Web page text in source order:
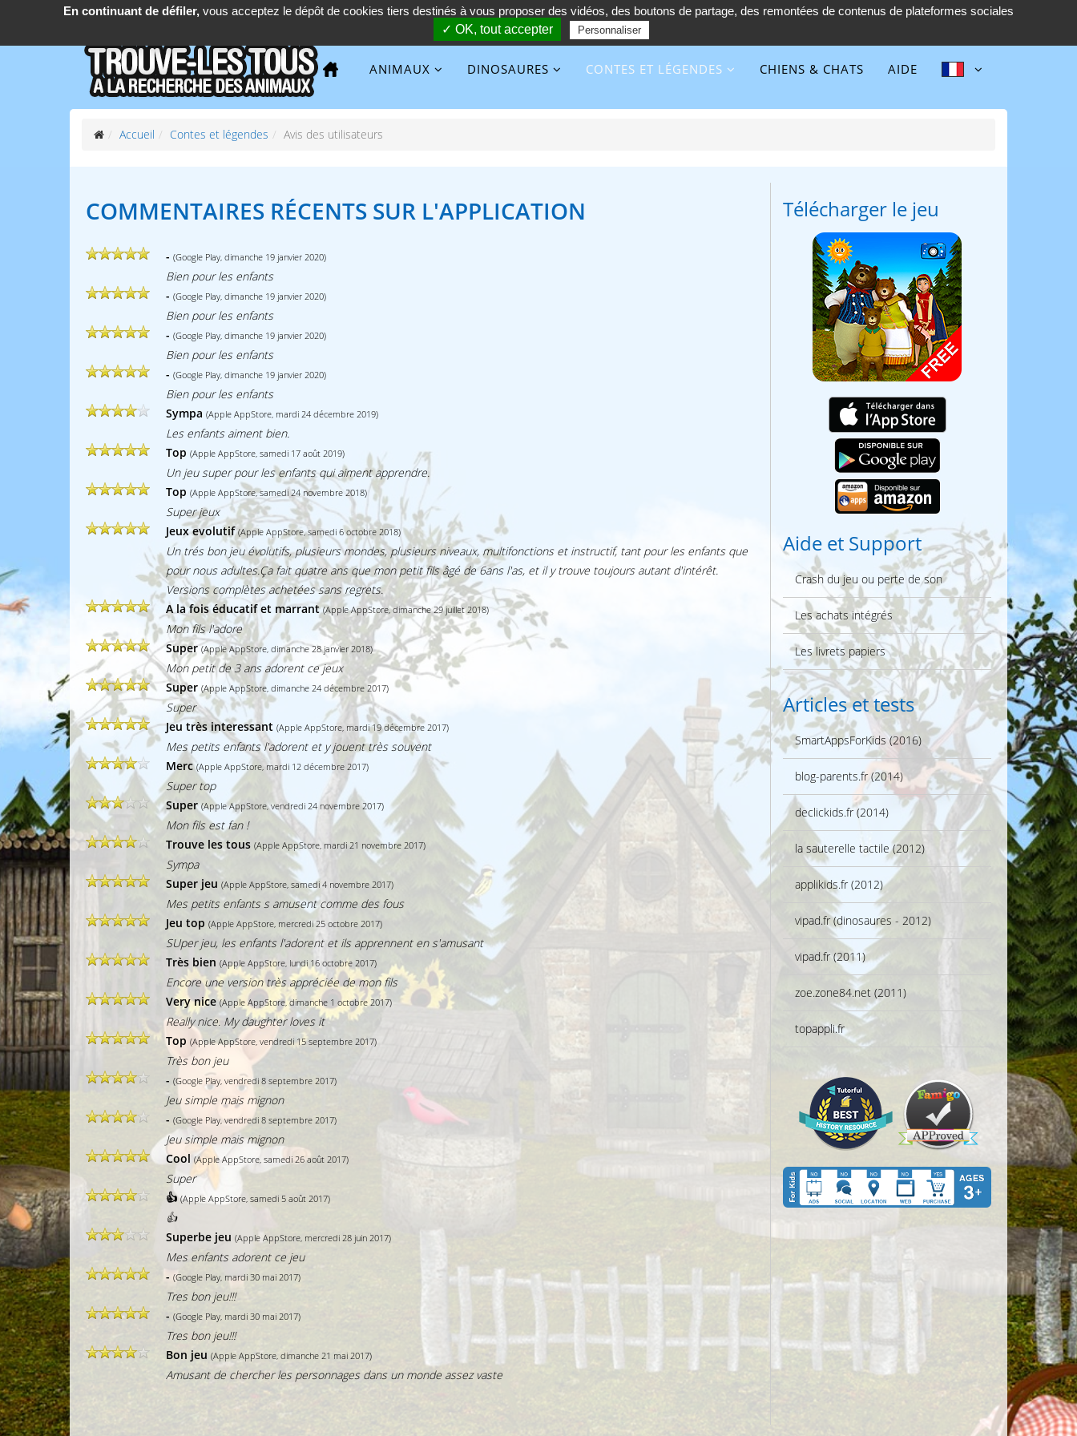
support@find-them-all.com Follow :
ANIMAUX DINOSAURES CONTES ET LÉGENDES CHIENS & CHATS AIDE
Accueil Contes et légendes Avis des utilisateurs
COMMENTAIRES RÉCENTS SUR L'APPLICATION
- (Google Play, dimanche 19 janvier 2020)
Bien pour les enfants
- (Google Play, dimanche 19 janvier 2020)
Bien pour les enfants
- (Google Play, dimanche 19 janvier 2020)
Bien pour les enfants
- (Google Play, dimanche 19 janvier 2020)
Bien pour les enfants
Sympa (Apple AppStore, mardi 24 décembre 2019)
Les enfants aiment bien.
Top (Apple AppStore, samedi 17 août 2019)
Un jeu super pour les enfants qui aiment apprendre.
Top (Apple AppStore, samedi 24 novembre 2018)
Super jeux
Jeux evolutif (Apple AppStore, samedi 6 octobre 2018)
Un trés bon jeu évolutifs, plusieurs mondes, plusieurs niveaux, multifonctions et instructif, tant pour les enfants que
pour nous adultes.Ça fait quatre ans que mon petit fils âgé de 6ans l'as, et il y trouve toujours autant d'intérêt.
Versions complètes achetées sans regrets.
A la fois éducatif et marrant (Apple AppStore, dimanche 29 juillet 2018)
Mon fils l'adore
Super (Apple AppStore, dimanche 28 janvier 2018)
Mon petit de 3 ans adorent ce jeux
Super (Apple AppStore, dimanche 24 décembre 2017)
Super
Jeu très interessant (Apple AppStore, mardi 19 décembre 2017)
Mes petits enfants l'adorent et y jouent très souvent
Merc (Apple AppStore, mardi 12 décembre 2017)
Super top
Super (Apple AppStore, vendredi 24 novembre 2017)
Mon fils est fan !
Trouve les tous (Apple AppStore, mardi 21 novembre 2017)
Sympa
Super jeu (Apple AppStore, samedi 4 novembre 2017)
Mes petits enfants s amusent comme des fous
Jeu top (Apple AppStore, mercredi 25 octobre 2017)
SUper jeu, les enfants l'adorent et ils apprennent en s'amusant
Très bien (Apple AppStore, lundi 16 octobre 2017)
Encore une version très appréciée de mon fils
Very nice (Apple AppStore, dimanche 1 octobre 2017)
Really nice. My daughter loves it
Top (Apple AppStore, vendredi 15 septembre 2017)
Très bon jeu
- (Google Play, vendredi 8 septembre 2017)
Jeu simple mais mignon
- (Google Play, vendredi 8 septembre 2017)
Jeu simple mais mignon
Cool (Apple AppStore, samedi 26 août 2017)
Super
👍 (Apple AppStore, samedi 5 août 2017)
👍
Superbe jeu (Apple AppStore, mercredi 28 juin 2017)
Mes enfants adorent ce jeu
- (Google Play, mardi 30 mai 2017)
Tres bon jeu!!!
- (Google Play, mardi 30 mai 2017)
Tres bon jeu!!!
Bon jeu (Apple AppStore, dimanche 21 mai 2017)
Amusant de chercher les personnages dans un monde assez vaste
Télécharger le jeu
Aide et Support
Crash du jeu ou perte de son
Les achats intégrés
Les livrets papiers
Articles et tests
SmartAppsForKids (2016)
blog-parents.fr (2014)
declickids.fr (2014)
la sauterelle tactile (2012)
applikids.fr (2012)
vipad.fr (dinosaures - 2012)
vipad.fr (2011)
zoe.zone84.net (2011)
topappli.fr
En continuant de défiler,vous acceptez le dépôt de cookies tiers destinés à vous proposer des vidéos, des boutons de partage, des remontées de contenus de plateformes sociales
✓ OK, tout accepter
Personnaliser